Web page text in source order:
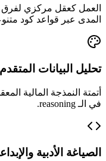
المدى عبر قواعد كود
تحليل البيانات المتقدم
في الـ reasoning.
الصياغة الأدبية